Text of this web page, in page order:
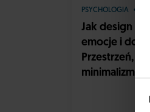
PSYCHOLOGIA
Jak design
emocje i
Przestrzeń,
minimalizm